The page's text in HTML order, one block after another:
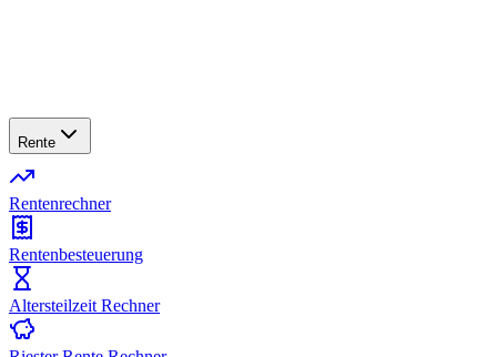
Rente
Rentenrechner
Rentenbesteuerung
Altersteilzeit Rechner